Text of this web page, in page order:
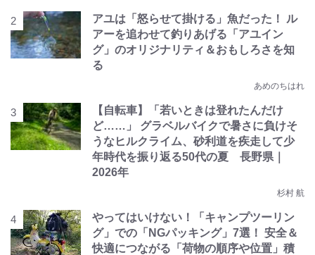
アユは「怒らせて掛ける」魚だった！ ル
アーを追わせて釣りあげる「アユイン
グ」のオリジナリティ＆おもしろさを知
る
あめのちはれ
【自転車】「若いときは登れたんだけ
ど……」 グラベルバイクで暑さに負けそ
うなヒルクライム、砂利道を疾走して少
年時代を振り返る50代の夏 長野県｜
2026年
杉村 航
やってはいけない！「キャンプツーリン
グ」での「NGパッキング」7選！ 安全＆
快適につながる「荷物の順序や位置」積